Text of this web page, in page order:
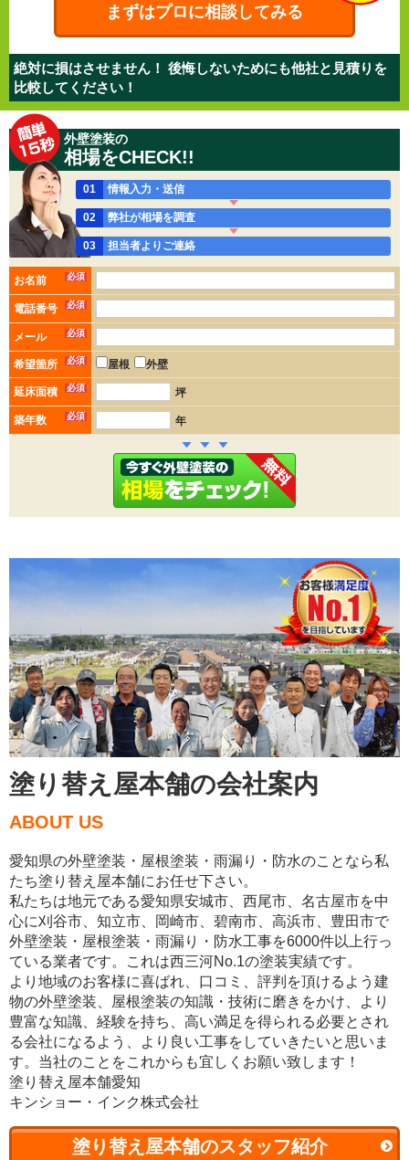
まずはプロに相談してみる
絶対に損はさせません！ 後悔しないためにも他社と見積りを
比較してください！
外壁塗装の
相場をCHECK!!
01 情報入力・送信
02 弊社が相場を調査
03 担当者よりご連絡
お名前 必須
電話番号 必須
メール 必須
希望箇所 必須 屋根 外壁
延床面積 必須 坪
築年数 必須 年
塗り替え屋本舗の会社案内
ABOUT US
愛知県の外壁塗装・屋根塗装・雨漏り・防水のことなら私
たち塗り替え屋本舗にお任せ下さい。
私たちは地元である愛知県安城市、西尾市、名古屋市を中
心に刈谷市、知立市、岡崎市、碧南市、高浜市、豊田市で
外壁塗装・屋根塗装・雨漏り・防水工事を6000件以上行っ
ている業者です。これは西三河No.1の塗装実績です。
より地域のお客様に喜ばれ、口コミ、評判を頂けるよう建
物の外壁塗装、屋根塗装の知識・技術に磨きをかけ、より
豊富な知識、経験を持ち、高い満足を得られる必要とされ
る会社になるよう、より良い工事をしていきたいと思いま
す。当社のことをこれからも宜しくお願い致します！
塗り替え屋本舗愛知
キンショー・インク株式会社
塗り替え屋本舗のスタッフ紹介